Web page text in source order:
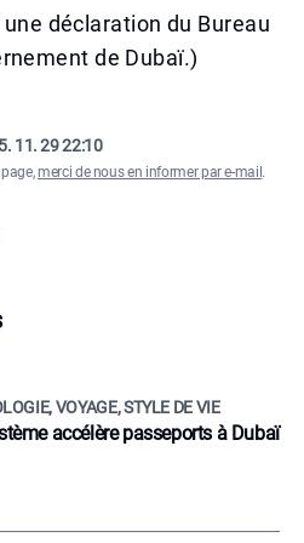
déclaration du Bureau
de Dubaï.)
11. 29 22:10
merci de nous en informer par e-mail .
VOYAGE, STYLE DE VIE
accélère passeports à Dubaï